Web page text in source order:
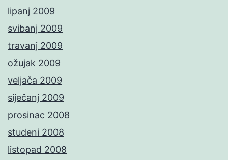
lipanj 2009
svibanj 2009
travanj 2009
ožujak 2009
veljača 2009
siječanj 2009
prosinac 2008
studeni 2008
listopad 2008